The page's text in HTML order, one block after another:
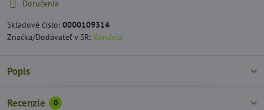
Doručenia
Skladové číslo: 0000109314
Značka/Dodávateľ v SR: Kondela
Popis
Recenzie 0